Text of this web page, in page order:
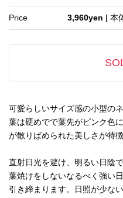
Price 3,960yen [ 本
可愛らしいサイズ感の小型のネ
葉は硬めでで葉先がピンク色
が散りばめられた美しさが特徴
直射日光を避け、明るい日陰
葉焼けをしないなるべく強い
引き締まります。日照が少な